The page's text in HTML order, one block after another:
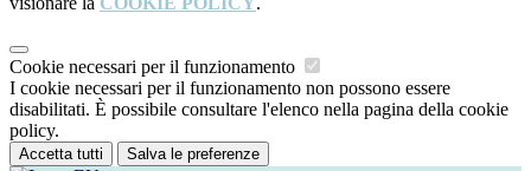
Cookie necessari per il funzionamento
I cookie necessari per il funzionamento non possono essere
disabilitati. È possibile consultare l'elenco nella pagina della cookie
policy.
Accetta tutti Salva le preferenze